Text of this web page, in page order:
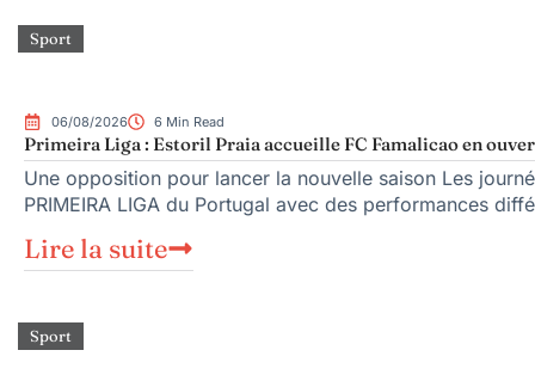
Sport
06/08/2026 6 Min Read
Primeira Liga : Estoril Praia accueille FC Famalicao en
Une opposition pour lancer la nouvelle saison Les
PRIMEIRA LIGA du Portugal avec des performances
Lire la suite
Sport